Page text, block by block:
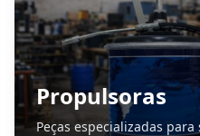
Propulsoras
Peças especializadas